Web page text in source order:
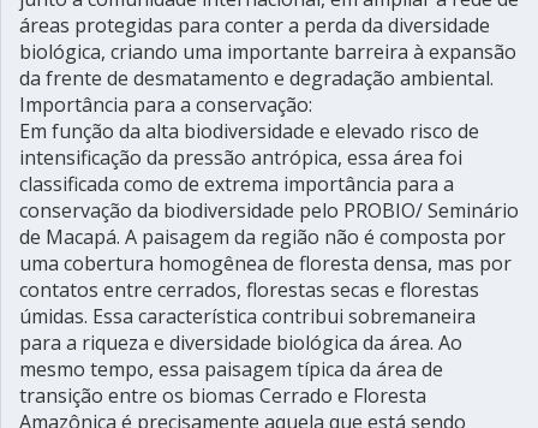
áreas protegidas para conter a perda da diversidade
biológica, criando uma importante barreira à expansão
da frente de desmatamento e degradação ambiental.
Importância para a conservação:
Em função da alta biodiversidade e elevado risco de
intensificação da pressão antrópica, essa área foi
classificada como de extrema importância para a
conservação da biodiversidade pelo PROBIO/ Seminário
de Macapá. A paisagem da região não é composta por
uma cobertura homogênea de floresta densa, mas por
contatos entre cerrados, florestas secas e florestas
úmidas. Essa característica contribui sobremaneira
para a riqueza e diversidade biológica da área. Ao
mesmo tempo, essa paisagem típica da área de
transição entre os biomas Cerrado e Floresta
Amazônica é precisamente aquela que está sendo